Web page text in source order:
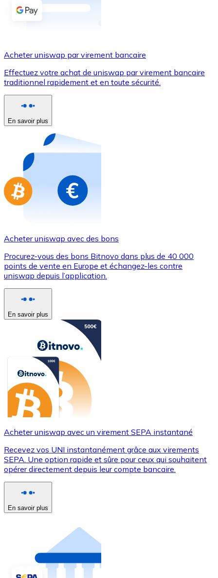
Virement SEPA
Utilisez les cartes Visa et Mastercard pour acheter
Acheter avec carte
Nouveau
Achetez des cartes-cadeaux de vos marques
Aller à la boutique de cartes-cadeaux
Acheter uniswap par virement bancaire
Effectuez votre achat de uniswap par virement bancaire
traditionnel rapidement et en toute sécurité.
En savoir plus
Acheter uniswap avec des bons
Procurez-vous des bons Bitnovo dans plus de 40 000
points de vente en Europe et échangez-les contre
uniswap depuis l’application.
En savoir plus
Acheter uniswap avec un virement SEPA instantané
Recevez vos UNI instantanément grâce aux virements
SEPA. Une option rapide et sûre pour ceux qui souhaitent
opérer directement depuis leur compte bancaire.
En savoir plus